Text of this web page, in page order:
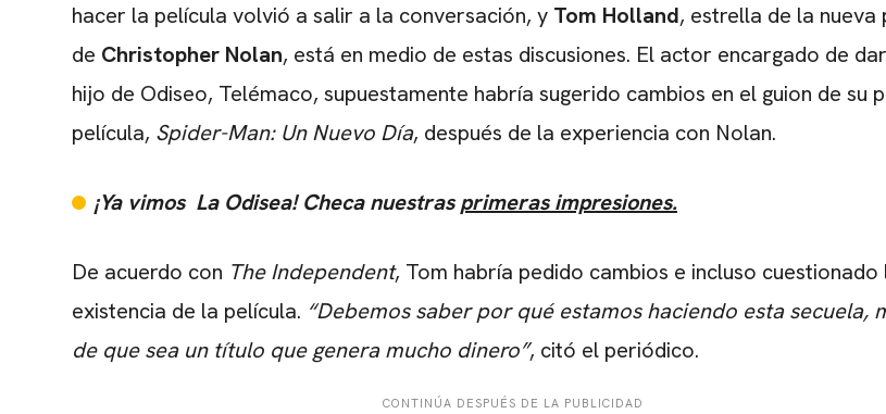
hacer la película volvió a salir a la conversación, y Tom Holland, estrella de la nueva
de Christopher Nolan, está en medio de estas discusiones. El actor encargado de
hijo de Odiseo, Telémaco, supuestamente habría sugerido cambios en el guion de su
película, Spider-Man: Un Nuevo Día, después de la experiencia con Nolan.
¡Ya vimos La Odisea! Checa nuestras primeras impresiones.
De acuerdo con The Independent, Tom habría pedido cambios e incluso cuestionado
existencia de la película. “Debemos saber por qué estamos haciendo esta secuela,
de que sea un título que genera mucho dinero”, citó el periódico.
CONTINÚA DESPUÉS DE LA PUBLICIDAD